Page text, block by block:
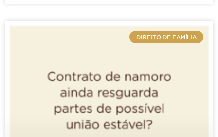
acordo homologado com relação a visitas do
– Alienação parental verificada
das medidas respectivas no curso do processo
já decida em sede de agravo de instrumento –
Modificação da guarda deferida em favor do
genitor em razão do comprovada alienação
DIREITO DE FAMÍLIA